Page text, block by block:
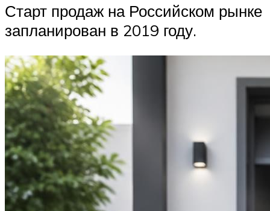
Старт продаж на Российском рынке
запланирован в 2019 году.